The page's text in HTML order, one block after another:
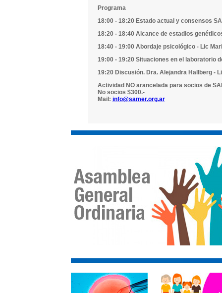
Programa
18:00 - 18:20 Estado actual y consensos
18:20 - 18:40 Alcance de estadios
18:40 - 19:00 Abordaje psicológico - Lic
19:00 - 19:20 Situaciones en el laboratorio
19:20 Discusión. Dra. Alejandra Hallberg -
Actividad NO arancelada para socios de
No socios $300.-
Mail: info@samer.org.ar